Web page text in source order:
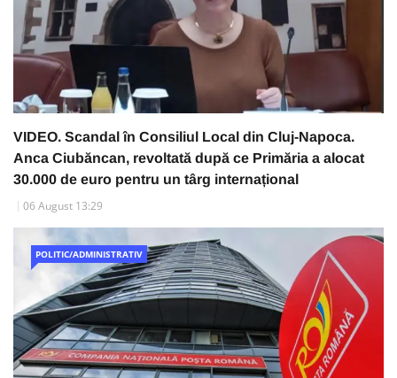
VIDEO. Scandal în Consiliul Local din Cluj-Napoca.
Anca Ciubăncan, revoltată după ce Primăria a alocat
30.000 de euro pentru un târg internațional
06 August 13:29
POLITIC/ADMINISTRATIV